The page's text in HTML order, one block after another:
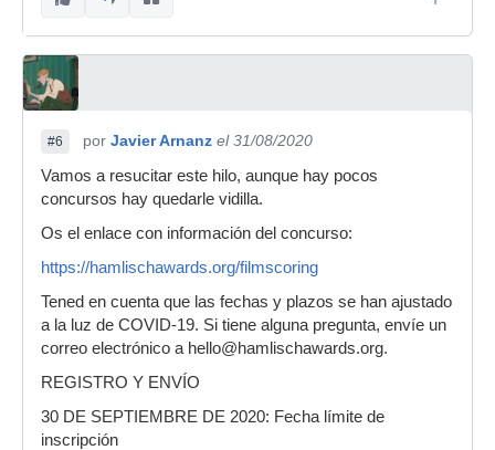
#6 por Javier Arnanz el 31/08/2020
Vamos a resucitar este hilo, aunque hay pocos
concursos hay quedarle vidilla.
Os el enlace con información del concurso:
https://hamlischawards.org/filmscoring
Tened en cuenta que las fechas y plazos se han ajustado
a la luz de COVID-19. Si tiene alguna pregunta, envíe un
correo electrónico a hello@hamlischawards.org.
REGISTRO Y ENVÍO
30 DE SEPTIEMBRE DE 2020: Fecha límite de
inscripción